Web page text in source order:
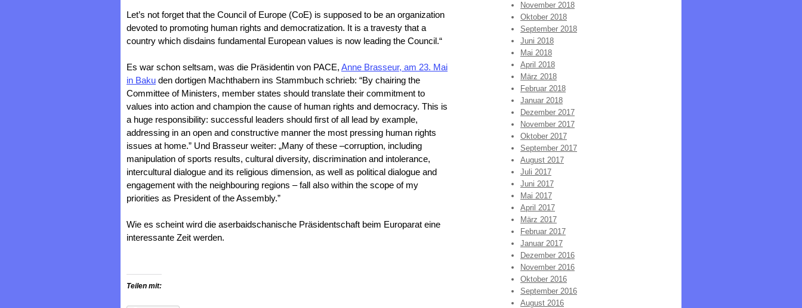
Let’s not forget that the Council of Europe (CoE) is supposed to be an organization
devoted to promoting human rights and democratization. It is a travesty that a
country which disdains fundamental European values is now leading the Council.“
Es war schon seltsam, was die Präsidentin von PACE, Anne Brasseur, am 23. Mai
in Baku den dortigen Machthabern ins Stammbuch schrieb: “By chairing the
Committee of Ministers, member states should translate their commitment to
values into action and champion the cause of human rights and democracy. This is
a huge responsibility: successful leaders should first of all lead by example,
addressing in an open and constructive manner the most pressing human rights
issues at home.” Und Brasseur weiter: „Many of these –corruption, including
manipulation of sports results, cultural diversity, discrimination and intolerance,
intercultural dialogue and its religious dimension, as well as political dialogue and
engagement with the neighbouring regions – fall also within the scope of my
priorities as President of the Assembly.”
Wie es scheint wird die aserbaidschanische Präsidentschaft beim Europarat eine
interessante Zeit werden.
Teilen mit:
November 2018
Oktober 2018
September 2018
Juni 2018
Mai 2018
April 2018
März 2018
Februar 2018
Januar 2018
Dezember 2017
November 2017
Oktober 2017
September 2017
August 2017
Juli 2017
Juni 2017
Mai 2017
April 2017
März 2017
Februar 2017
Januar 2017
Dezember 2016
November 2016
Oktober 2016
September 2016
August 2016